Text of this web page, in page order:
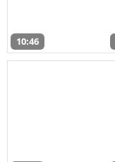
10:46